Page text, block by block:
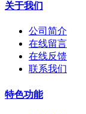
关于我们
公司简介
在线留言
在线反馈
联系我们
特色功能